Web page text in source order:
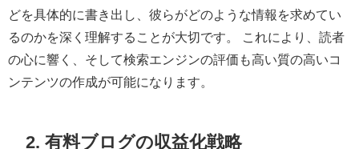
どを具体的に書き出し、彼らがどのような情報を求めてい
るのかを深く理解することが大切です。 これにより、読者
の心に響く、そして検索エンジンの評価も高い質の高いコ
ンテンツの作成が可能になります。
2. 有料ブログの収益化戦略